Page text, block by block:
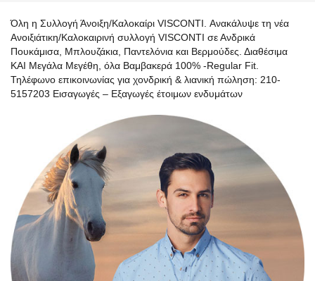
Όλη η Συλλογή Άνοιξη/Καλοκαίρι VISCONTI. Ανακάλυψε τη νέα
Ανοιξιάτικη/Καλοκαιρινή συλλογή VISCONTI σε Ανδρικά
Πουκάμισα, Μπλουζάκια, Παντελόνια και Βερμούδες. Διαθέσιμα
ΚΑΙ Μεγάλα Μεγέθη, όλα Βαμβακερά 100% -Regular Fit.
Τηλέφωνο επικοινωνίας για χονδρική & λιανική πώληση: 210-
5157203 Εισαγωγές – Εξαγωγές έτοιμων ενδυμάτων